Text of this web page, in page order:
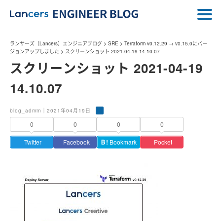
ランサーズ（Lancers）エンジニアブログ > SRE > Terraform v0.12.29 → v0.15.0にバー
ジョンアップしました > スクリーンショット 2021-04-19 14.10.07
スクリーンショット 2021-04-19
14.10.07
blog_admin｜2021年04月19日
0
Twitter
0
Facebook
0
Ｂ! Bookmark
0
Pocket